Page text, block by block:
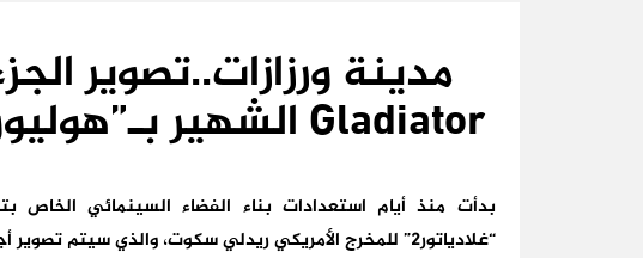
مدينة ورزازات..تصوير
Gladiator الشهير بـ”هوليوود أفريقيا” المغرب
بدأت منذ أيام استعدادات بناء الفضاء السينمائي
“غلادياتور2” للمخرج الأمريكي ريدلي سكوت، والذي سيتم تصوير أجزاء كبيرة منه في مدينة ورزازات.